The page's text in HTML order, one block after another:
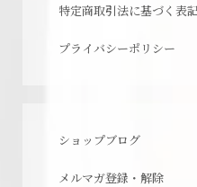
特定商取引法に基づく表記
プライバシーポリシー
ショップブログ
メルマガ登録・解除